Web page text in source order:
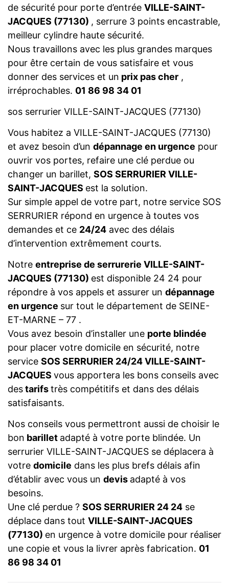
de sécurité pour porte d’entrée VILLE-SAINT-
JACQUES (77130) , serrure 3 points encastrable,
meilleur cylindre haute sécurité.
Nous travaillons avec les plus grandes marques
pour être certain de vous satisfaire et vous
donner des services et un prix pas cher ,
irréprochables. 01 86 98 34 01
sos serrurier VILLE-SAINT-JACQUES (77130)
Vous habitez a VILLE-SAINT-JACQUES (77130)
et avez besoin d’un dépannage en urgence pour
ouvrir vos portes, refaire une clé perdue ou
changer un barillet, SOS SERRURIER VILLE-
SAINT-JACQUES est la solution.
Sur simple appel de votre part, notre service SOS
SERRURIER répond en urgence à toutes vos
demandes et ce 24/24 avec des délais
d’intervention extrêmement courts.
Notre entreprise de serrurerie VILLE-SAINT-
JACQUES (77130) est disponible 24 24 pour
répondre à vos appels et assurer un dépannage
en urgence sur tout le département de SEINE-
ET-MARNE – 77 .
Vous avez besoin d’installer une porte blindée
pour placer votre domicile en sécurité, notre
service SOS SERRURIER 24/24 VILLE-SAINT-
JACQUES vous apportera les bons conseils avec
destarifstrès compétitifs et dans des délais
satisfaisants.
Nos conseils vous permettront aussi de choisir le
bon barillet adapté à votre porte blindée. Un
serrurier VILLE-SAINT-JACQUES se déplacera à
votre domicile dans les plus brefs délais afin
d’établir avec vous un devis adapté à vos
besoins.
Une clé perdue ? SOS SERRURIER 24 24 se
déplace dans tout VILLE-SAINT-JACQUES
(77130) en urgence à votre domicile pour réaliser
une copie et vous la livrer après fabrication. 01
86 98 34 01